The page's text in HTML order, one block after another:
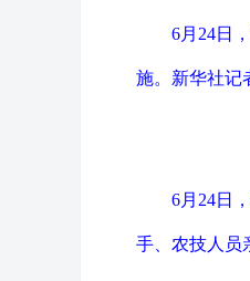
6月24日
施。 新华社记
6月24日
手、农技人员